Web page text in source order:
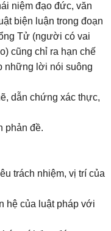
niệm đạo đức, văn
biện luận trong đoạn
Tử (người có vai
cũng chỉ ra hạn chế
những lời nói suông
dẫn chứng xác thực,
phản đề.
trách nhiệm, vị trí của
hệ của luật pháp với